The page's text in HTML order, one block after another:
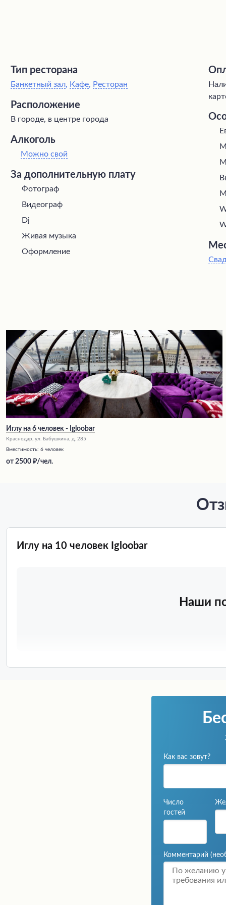
Тип ресторана
Банкетный зал, Кафе, Ресторан
Расположение
В городе, в центре города
Алкоголь
Можно свой
За дополнительную плату
Фотограф
Видеограф
Dj
Живая музыка
Оформление
Иглу на 6 человек - Igloobar
Краснодар, ул. Бабушкина, д. 285
Вместимость: 6 человек
от 2500 /чел.
Иглу на 10 человек Igloobar
Наши
Как вас зовут?
Число
гостей
Комментарий